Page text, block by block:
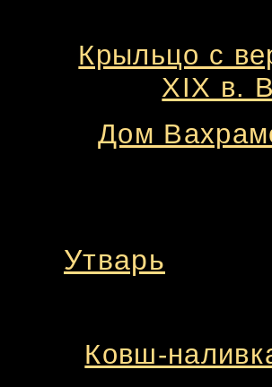
Крыльцо с
XIX в.
Дом
Утварь
Ковш-